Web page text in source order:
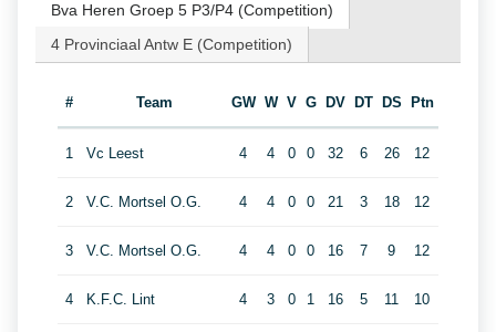
Bva Heren Groep 5 P3/P4 (Competition)
4 Provinciaal Antw E (Competition)
# Team GW W V G DV DT DS Ptn
1 Vc Leest 4 4 0 0 32 6 26 12
2 V.C. Mortsel O.G. 4 4 0 0 21 3 18 12
3 V.C. Mortsel O.G. 4 4 0 0 16 7 9 12
4 K.F.C. Lint 4 3 0 1 16 5 11 10